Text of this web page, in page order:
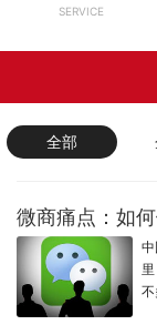
SERVICE
全部
微商痛点：如